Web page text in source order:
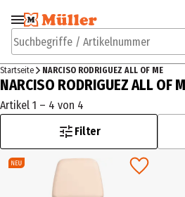
Zur Navigation
springen
Suchbegriffe / Artikelnummer
Startseite NARCISO RODRIGUEZ ALL OF ME
NARCISO RODRIGUEZ ALL OF
Artikel 1 – 4 von 4
Filter